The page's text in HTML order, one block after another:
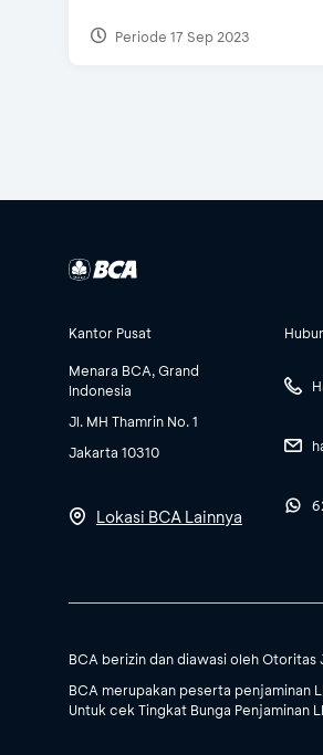
Periode 17 Sep 2023
Kantor Pusat
Menara BCA, Grand
Indonesia
Jl. MH Thamrin No. 1
Jakarta 10310
Lokasi BCA Lainnya
BCA berizin dan diawasi oleh Otoritas
BCA merupakan peserta penjaminan
Untuk cek Tingkat Bunga Penjaminan